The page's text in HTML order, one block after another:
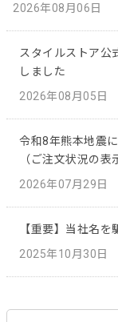
2026年08月06日
スタイルストア公
しました
2026年08月05日
令和8年熊本地震
（ご注文状況の表
2026年07月29日
【重要】当社名
2025年10月30日